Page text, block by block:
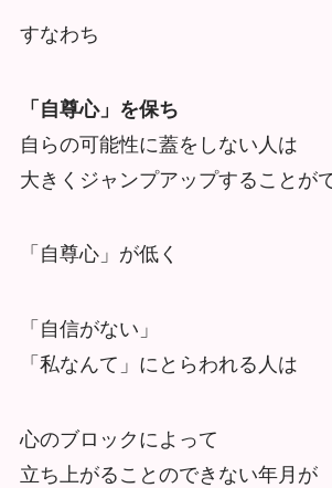
すなわち
「自尊心」を保ち
自らの可能性に蓋をしない人は
大きくジャンプアップすることが
「自尊心」が低く
「自信がない」
「私なんて」にとらわれる人は
心のブロックによって
立ち上がることのできない年月が